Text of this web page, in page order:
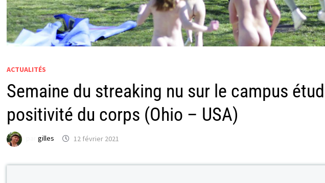
ACTUALITÉS
Semaine du streaking nu sur le campus
positivité du corps (Ohio – USA)
pargilles 12 février 2021